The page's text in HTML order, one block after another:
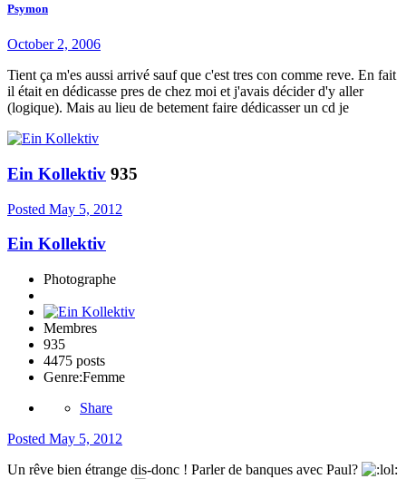
Psymon
October 2, 2006
Tient ça m'es aussi arrivé sauf que c'est tres con comme reve. En fait
il était en dédicasse pres de chez moi et j'avais décider d'y aller
(logique). Mais au lieu de betement faire dédicasser un cd je
Ein Kollektiv 935
Posted May 5, 2012
Ein Kollektiv
Photographe
Membres
935
4475 posts
Genre:Femme
Share
Posted May 5, 2012
Un rêve bien étrange dis-donc ! Parler de banques avec Paul?